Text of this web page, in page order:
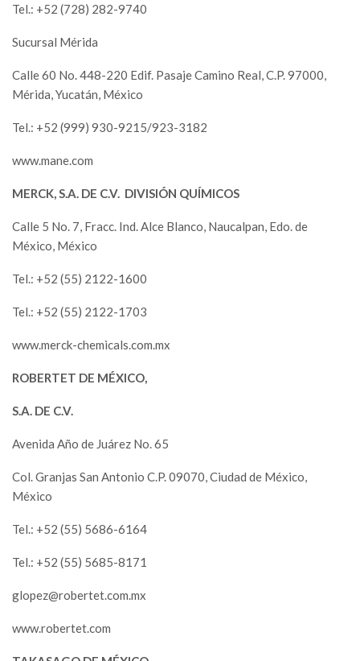
Tel.: +52 (728) 282-9740
Sucursal Mérida
Calle 60 No. 448-220 Edif. Pasaje Camino Real, C.P. 97000,
Mérida, Yucatán, México
Tel.: +52 (999) 930-9215/923-3182
www.mane.com
MERCK, S.A. DE C.V. DIVISIÓN QUÍMICOS
Calle 5 No. 7, Fracc. Ind. Alce Blanco, Naucalpan, Edo. de
México, México
Tel.: +52 (55) 2122-1600
Tel.: +52 (55) 2122-1703
www.merck-chemicals.com.mx
ROBERTET DE MÉXICO,
S.A. DE C.V.
Avenida Año de Juárez No. 65
Col. Granjas San Antonio C.P. 09070, Ciudad de México,
México
Tel.: +52 (55) 5686-6164
Tel.: +52 (55) 5685-8171
glopez@robertet.com.mx
www.robertet.com